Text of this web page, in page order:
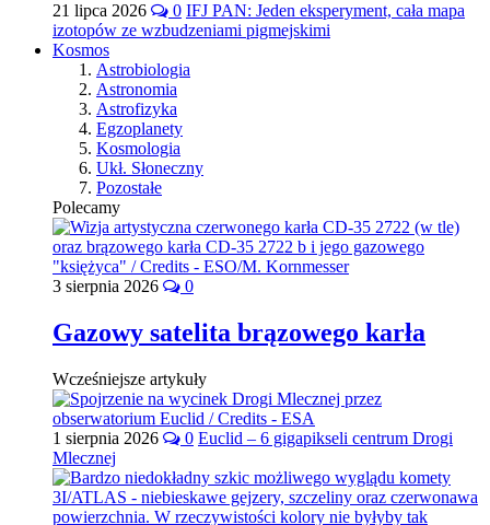
21 lipca 2026 0 IFJ PAN: Jeden eksperyment, cała mapa
izotopów ze wzbudzeniami pigmejskimi
Kosmos
Astrobiologia
Astronomia
Astrofizyka
Egzoplanety
Kosmologia
Ukł. Słoneczny
Pozostałe
Polecamy
3 sierpnia 2026 0
Gazowy satelita brązowego karła
Wcześniejsze artykuły
1 sierpnia 2026 0 Euclid – 6 gigapikseli centrum Drogi
Mlecznej